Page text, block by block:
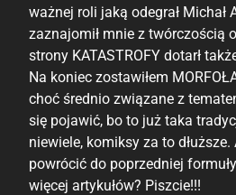
ważnej roli jaką odegrał Michał
zaznajomił mnie z twórczością
strony KATASTROFY dotarł
Na koniec zostawiłem
choć średnio związane z
się pojawić, bo to już taka
niewiele, komiksy za to
powrócić do poprzedniej
więcej artykułów? Piszcie!!!